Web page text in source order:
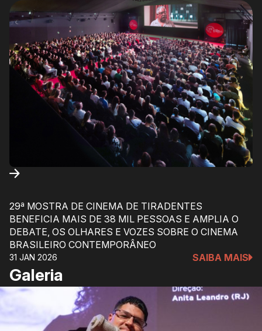
29ª MOSTRA DE CINEMA DE TIRADENTES
BENEFICIA MAIS DE 38 MIL PESSOAS E AMPLIA O
DEBATE, OS OLHARES E VOZES SOBRE O CINEMA
BRASILEIRO CONTEMPORÂNEO
31 JAN 2026 SAIBA MAIS
Galeria